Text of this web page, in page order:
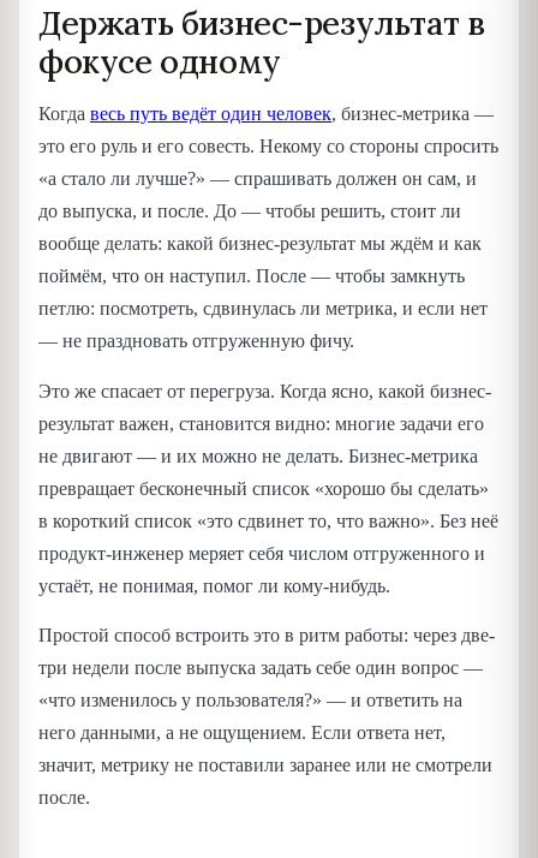
Держать бизнес-результат в
фокусе одному
Когда весь путь ведёт один человек, бизнес-метрика —
это его руль и его совесть. Некому со стороны спросить
«а стало ли лучше?» — спрашивать должен он сам, и
до выпуска, и после. До — чтобы решить, стоит ли
вообще делать: какой бизнес-результат мы ждём и как
поймём, что он наступил. После — чтобы замкнуть
петлю: посмотреть, сдвинулась ли метрика, и если нет
— не праздновать отгруженную фичу.
Это же спасает от перегруза. Когда ясно, какой бизнес-
результат важен, становится видно: многие задачи его
не двигают — и их можно не делать. Бизнес-метрика
превращает бесконечный список «хорошо бы сделать»
в короткий список «это сдвинет то, что важно». Без неё
продукт-инженер меряет себя числом отгруженного и
устаёт, не понимая, помог ли кому-нибудь.
Простой способ встроить это в ритм работы: через две-
три недели после выпуска задать себе один вопрос —
«что изменилось у пользователя?» — и ответить на
него данными, а не ощущением. Если ответа нет,
значит, метрику не поставили заранее или не смотрели
после.